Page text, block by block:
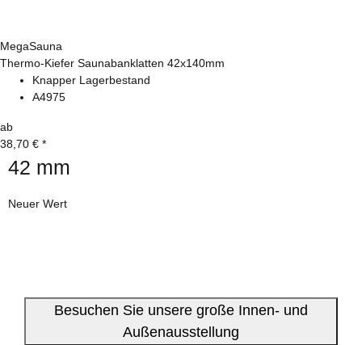
MegaSauna
Thermo-Kiefer Saunabanklatten 42x140mm
Knapper Lagerbestand
A4975
ab
38,70 € *
42 mm
Neuer Wert
Besuchen Sie unsere große Innen- und
Außenausstellung